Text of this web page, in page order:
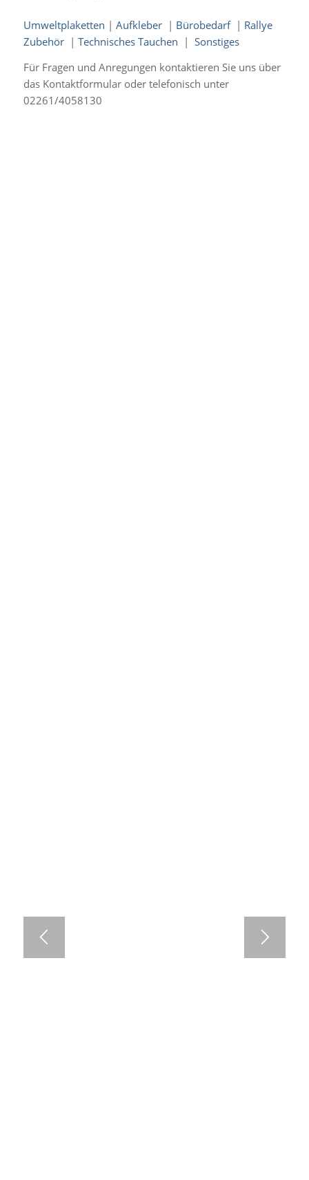
Umweltplaketten | Aufkleber| Bürobedarf| Rallye
Zubehör| Technisches Tauchen | Sonstiges
Für Fragen und Anregungen kontaktieren Sie uns über
das Kontaktformular oder telefonisch unter
02261/4058130